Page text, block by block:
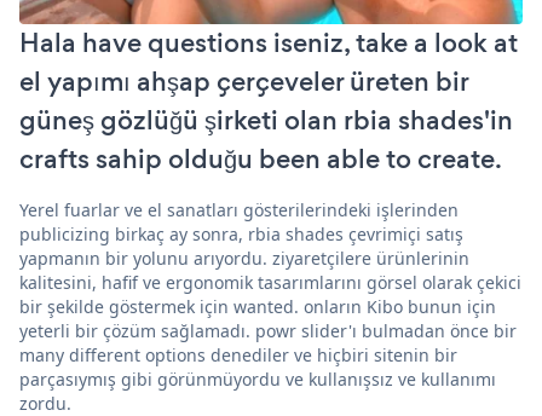
Hala have questions iseniz, take a look at
el yapımı ahşap çerçeveler üreten bir
güneş gözlüğü şirketi olan rbia shades'in
crafts sahip olduğu been able to create.
Yerel fuarlar ve el sanatları gösterilerindeki işlerinden
publicizing birkaç ay sonra, rbia shades çevrimiçi satış
yapmanın bir yolunu arıyordu. ziyaretçilere ürünlerinin
kalitesini, hafif ve ergonomik tasarımlarını görsel olarak çekici
bir şekilde göstermek için wanted. onların Kibo bunun için
yeterli bir çözüm sağlamadı. powr slider'ı bulmadan önce bir
many different options denediler ve hiçbiri sitenin bir
parçasıymış gibi görünmüyordu ve kullanışsız ve kullanımı
zordu.